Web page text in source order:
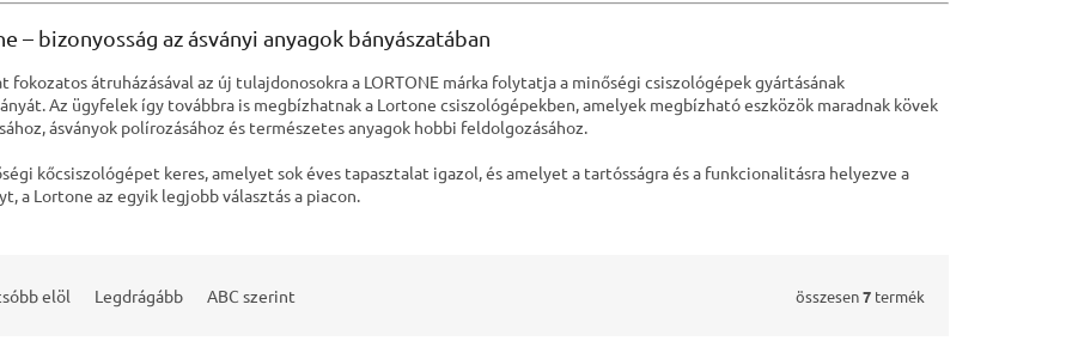
– bizonyosság az ásványi anyagok bányászatában
fokozatos átruházásával az új tulajdonosokra a LORTONE márka folytatja a minőségi csiszológépek gyártásának
Az ügyfelek így továbbra is megbízhatnak a Lortone csiszológépekben, amelyek megbízható eszközök maradnak kövek
ásványok polírozásához és természetes anyagok hobbi feldolgozásához.
kőcsiszológépet keres, amelyet sok éves tapasztalat igazol, és amelyet a tartósságra és a funkcionalitásra helyezve a
a Lortone az egyik legjobb választás a piacon.
elöl Legdrágább ABC szerint összesen7 termék